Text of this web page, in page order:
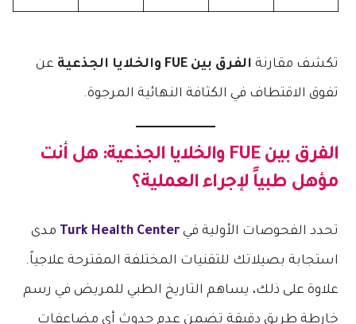
تكشف مقارنة الفرق بين FUE والخلايا الجذعية عن
تفوق الاقتطاف في الكثافة النهائية المرجوة.
الفرق بين FUE والخلايا الجذعية
: هل أنت
مؤهل طبياً لإجراء العملية؟
تحدد الفحوصات الأولية فيTurk Health Center مدى
استجابة بصيلاتك للتقنيات المختلفة المقترحة علاجياً.
علاوة على ذلك، يساهم التاريخ الطبي للمريض في رسم
خارطة طريق دقيقة تضمن عدم حدوث أي مضاعفات